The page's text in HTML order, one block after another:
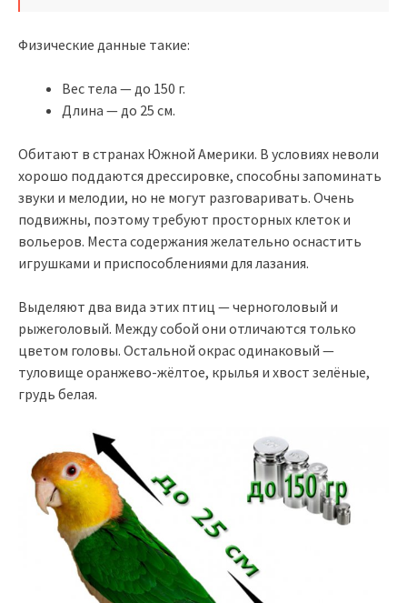
Физические данные такие:
Вес тела — до 150 г.
Длина — до 25 см.
Обитают в странах Южной Америки. В условиях неволи
хорошо поддаются дрессировке, способны запоминать
звуки и мелодии, но не могут разговаривать. Очень
подвижны, поэтому требуют просторных клеток и
вольеров. Места содержания желательно оснастить
игрушками и приспособлениями для лазания.
Выделяют два вида этих птиц — черноголовый и
рыжеголовый. Между собой они отличаются только
цветом головы. Остальной окрас одинаковый —
туловище оранжево-жёлтое, крылья и хвост зелёные,
грудь белая.